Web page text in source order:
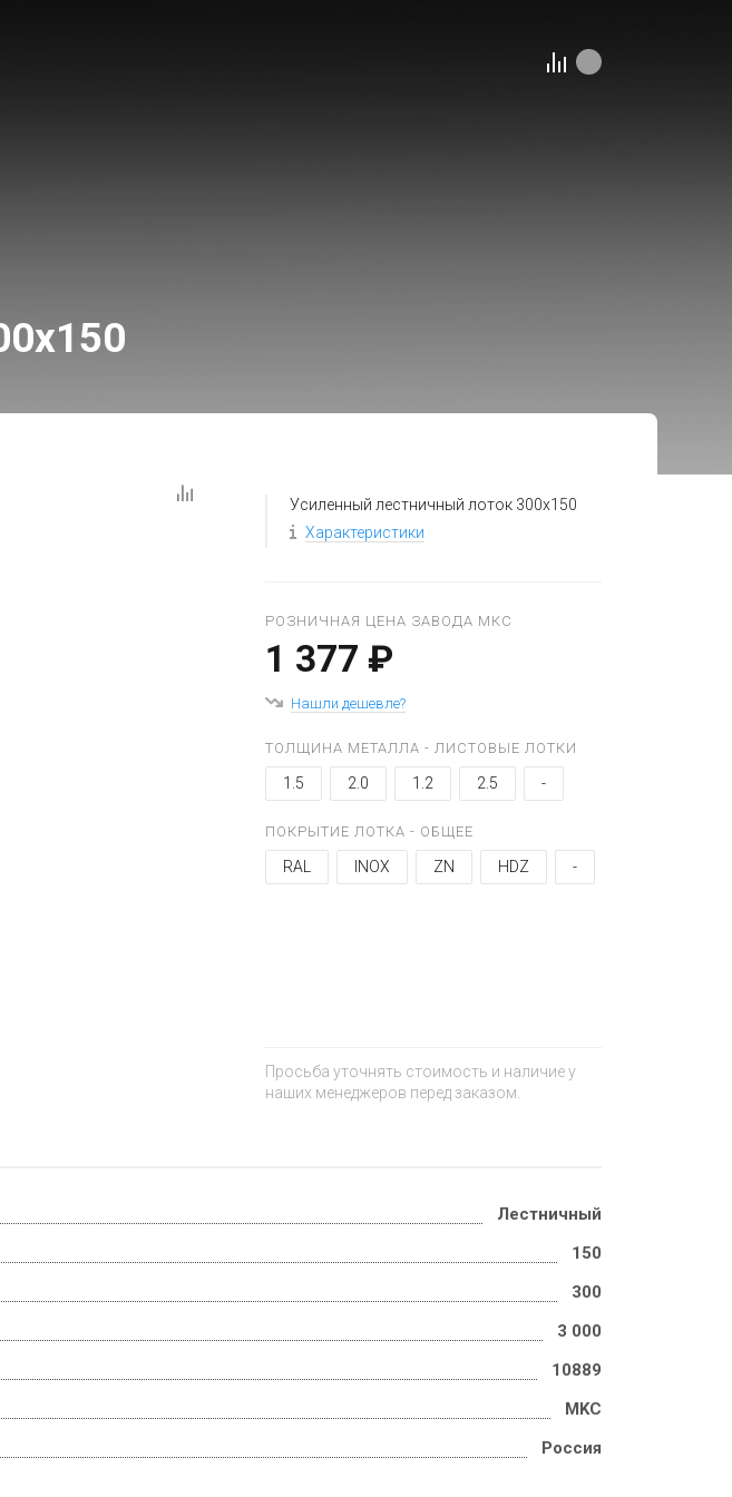
Усиленный лестничный лоток 300x150
Характеристики
РОЗНИЧНАЯ ЦЕНА ЗАВОДА МКС
1 377 ₽
Нашли дешевле?
ТОЛЩИНА МЕТАЛЛА - ЛИСТОВЫЕ ЛОТКИ
1.5 2.0 1.2 2.5 -
ПОКРЫТИЕ ЛОТКА - ОБЩЕЕ
RAL INOX ZN HDZ -
Просьба уточнять стоимость и наличие у
наших менеджеров перед заказом.
Лестничный
150
300
3 000
10889
MKC
Россия